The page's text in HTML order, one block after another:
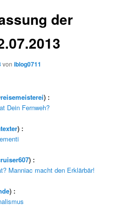
der
voniblog0711
reisemeisterei) :
Dein Fernweh?
) :
) :
Manniac macht den Erklärbär!
) :